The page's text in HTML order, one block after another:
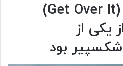
Get Over It
)
یکی از
بود